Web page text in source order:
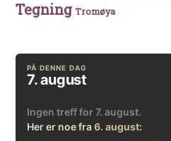
Tegning Tromøya